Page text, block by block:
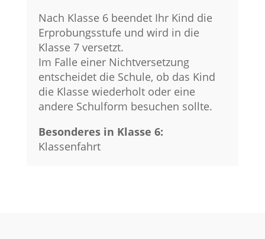
Nach Klasse 6 beendet Ihr Kind die
Erprobungsstufe und wird in die
Klasse 7 versetzt.
Im Falle einer Nichtversetzung
entscheidet die Schule, ob das Kind
die Klasse wiederholt oder eine
andere Schulform besuchen sollte.
Besonderes in Klasse 6:
Klassenfahrt